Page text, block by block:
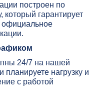
построен по
гарантирует
официальное
24/7 на нашей
нагрузку и
с работой